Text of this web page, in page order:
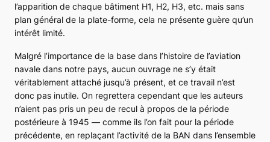
l’apparition de chaque bâtiment H1, H2, H3, etc. mais sans
plan général de la plate-forme, cela ne présente guère qu’un
intérêt limité.
Malgré l’importance de la base dans l’histoire de l’aviation
navale dans notre pays, aucun ouvrage ne s’y était
véritablement attaché jusqu’à présent, et ce travail n’est
donc pas inutile. On regrettera cependant que les auteurs
n’aient pas pris un peu de recul à propos de la période
postérieure à 1945 ― comme ils l’on fait pour la période
précédente, en replaçant l’activité de la BAN dans l’ensemble